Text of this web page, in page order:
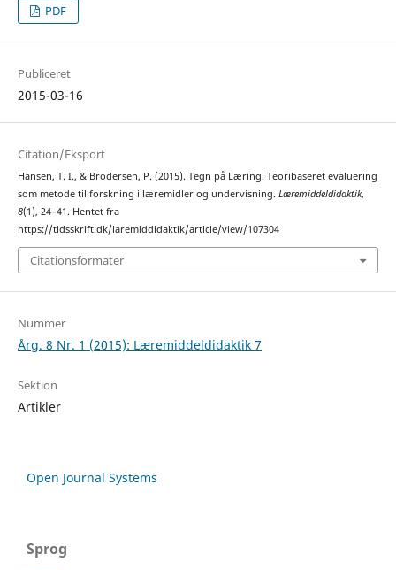
PDF
Publiceret
2015-03-16
Citation/Eksport
Hansen, T. I., & Brodersen, P. (2015). Tegn på Læring. Teoribaseret evaluering
som metode til forskning i læremidler og undervisning. Læremiddeldidaktik,
8(1), 24–41. Hentet fra
https://tidsskrift.dk/laremiddidaktik/article/view/107304
Citationsformater
Nummer
Årg. 8 Nr. 1 (2015): Læremiddeldidaktik 7
Sektion
Artikler
Open Journal Systems
Sprog